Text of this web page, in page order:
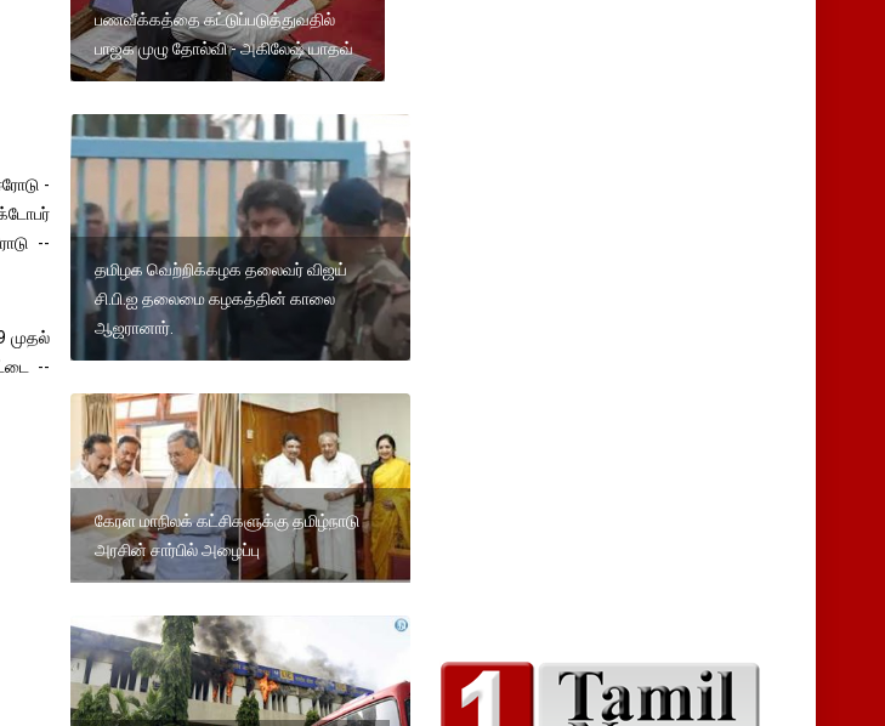
-
--
முதல்
--
பணவீக்கத்தை கட்டுப்படுத்துவதில்
பாஜக முழு தோல்வி - அகிலேஷ் யாதவ்
தமிழக வெற்றிக்கழக தலைவர் விஜய்
சி.பி.ஐ தலைமை கழகத்தின் காலை
ஆஜரானார்.
கேரள மாநிலக் கட்சிகளுக்கு தமிழ்நாடு
அரசின் சார்பில் அழைப்பு